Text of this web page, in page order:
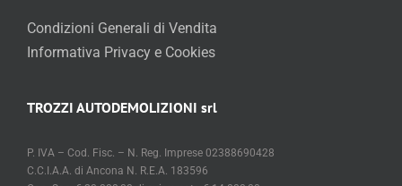
Condizioni Generali di Vendita
Informativa Privacy e Cookies
TROZZI AUTODEMOLIZIONI srl
P. IVA – Cod. Fisc. – N. Reg. Imprese 02388690428
C.C.I.A.A. di Ancona N. R.E.A. 183596